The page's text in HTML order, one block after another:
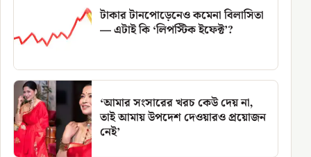
টাকার টানপোড়েনেও কমেনা বিলাসিতা
— এটাই কি ‘লিপস্টিক ইফেক্ট’?
‘আমার সংসারের খরচ কেউ দেয় না,
তাই আমায় উপদেশ দেওয়ারও প্রয়োজন
নেই’